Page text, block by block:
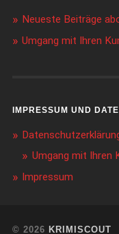
Neueste Beiträge
Umgang mit Ihren
IMPRESSUM UND
Umgang mit Ihren
Impressum
© 2026 KRIMISCOUT